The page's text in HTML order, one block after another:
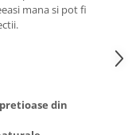
mana si pot fi
din